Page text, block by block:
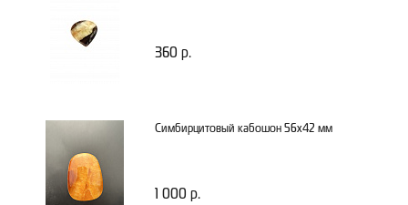
360 р.
Симбирцитовый кабошон 56х42 мм
1 000 р.